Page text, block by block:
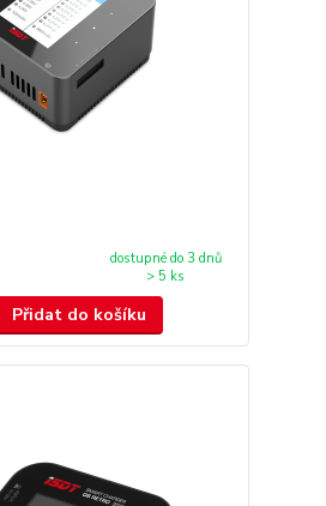
dostupné do 3 dnů
> 5 ks
Přidat do košíku